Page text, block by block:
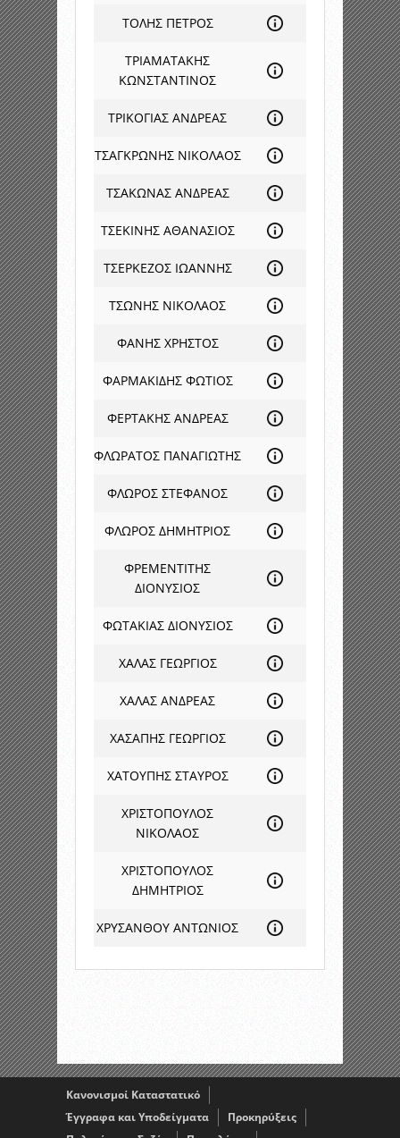
ΤΟΛΗΣ ΠΕΤΡΟΣ
ΤΡΙΑΜΑΤΑΚΗΣ
ΚΩΝΣΤΑΝΤΙΝΟΣ
ΤΡΙΚΟΓΙΑΣ ΑΝΔΡΕΑΣ
ΤΣΑΓΚΡΩΝΗΣ ΝΙΚΟΛΑΟΣ
ΤΣΑΚΩΝΑΣ ΑΝΔΡΕΑΣ
ΤΣΕΚΙΝΗΣ ΑΘΑΝΑΣΙΟΣ
ΤΣΕΡΚΕΖΟΣ ΙΩΑΝΝΗΣ
ΤΣΩΝΗΣ ΝΙΚΟΛΑΟΣ
ΦΑΝΗΣ ΧΡΗΣΤΟΣ
ΦΑΡΜΑΚΙΔΗΣ ΦΩΤΙΟΣ
ΦΕΡΤΑΚΗΣ ΑΝΔΡΕΑΣ
ΦΛΩΡΑΤΟΣ ΠΑΝΑΓΙΩΤΗΣ
ΦΛΩΡΟΣ ΣΤΕΦΑΝΟΣ
ΦΛΩΡΟΣ ΔΗΜΗΤΡΙΟΣ
ΦΡΕΜΕΝΤΙΤΗΣ
ΔΙΟΝΥΣΙΟΣ
ΦΩΤΑΚΙΑΣ ΔΙΟΝΥΣΙΟΣ
ΧΑΛΑΣ ΓΕΩΡΓΙΟΣ
ΧΑΛΑΣ ΑΝΔΡΕΑΣ
ΧΑΣΑΠΗΣ ΓΕΩΡΓΙΟΣ
ΧΑΤΟΥΠΗΣ ΣΤΑΥΡΟΣ
ΧΡΙΣΤΟΠΟΥΛΟΣ
ΝΙΚΟΛΑΟΣ
ΧΡΙΣΤΟΠΟΥΛΟΣ
ΔΗΜΗΤΡΙΟΣ
ΧΡΥΣΑΝΘΟΥ ΑΝΤΩΝΙΟΣ
Κανονισμοί Καταστατικό
Έγγραφα και Υποδείγματα
Προκηρύξεις